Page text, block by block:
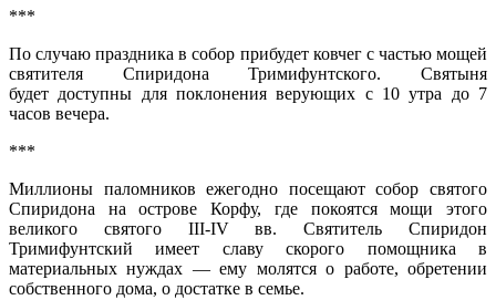
***
По случаю праздника в собор прибудет ковчег с частью мощей
святителя Спиридона Тримифунтского. Святыня
будет доступны для поклонения верующих с 10 утра до 7
часов вечера.
***
Миллионы паломников ежегодно посещают собор святого
Спиридона на острове Корфу, где покоятся мощи этого
великого святого III-IV вв. Святитель Спиридон
Тримифунтский имеет славу скорого помощника в
материальных нуждах — ему молятся о работе, обретении
собственного дома, о достатке в семье.